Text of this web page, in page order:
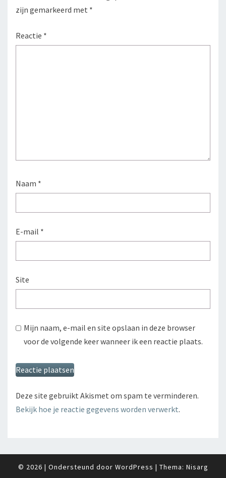
zijn gemarkeerd met *
Reactie *
Naam *
E-mail *
Site
Mijn naam, e-mail en site opslaan in deze browser
voor de volgende keer wanneer ik een reactie plaats.
Deze site gebruikt Akismet om spam te verminderen.
Bekijk hoe je reactie gegevens worden verwerkt.
© 2026 | Ondersteund door WordPress | Thema: Nisarg